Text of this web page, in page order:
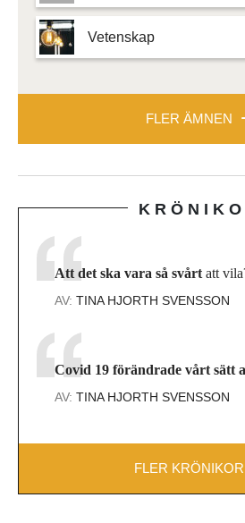
Vetenskap
FLER ÄMNEN
Att det ska vara så svårt att
AV: TINA HJORTH SVENSSON
Covid 19 förändrade vårt sätt
AV: TINA HJORTH SVENSSON
FLER KRÖNIKOR